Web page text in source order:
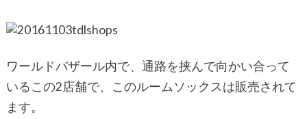
ワールドバザール内で、通路を挟んで向かい合って
いるこの2店舗で、このルームソックスは販売されて
ます。